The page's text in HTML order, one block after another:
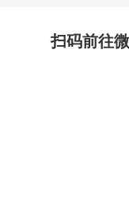
扫码前往